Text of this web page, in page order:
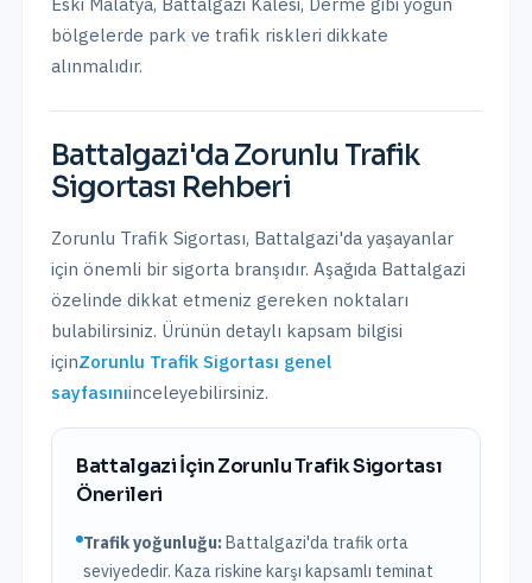
bölgelerde park ve trafik riskleri dikkate
alınmalıdır.
Battalgazi'da Zorunlu Trafik
Sigortası Rehberi
Zorunlu Trafik Sigortası, Battalgazi'da yaşayanlar
için önemli bir sigorta branşıdır. Aşağıda Battalgazi
özelinde dikkat etmeniz gereken noktaları
bulabilirsiniz. Ürünün detaylı kapsam bilgisi
içinZorunlu Trafik Sigortası genel
sayfasınıinceleyebilirsiniz.
BattalgaziİçinZorunlu Trafik Sigortası
Önerileri
Trafik yoğunluğu:Battalgazi'da trafikorta
seviyededir. Kaza riskine karşı kapsamlı teminat